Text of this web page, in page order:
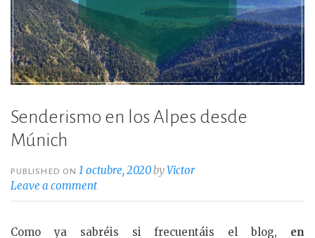
Senderismo en los Alpes desde
Múnich
PUBLISHED ON 1 octubre, 2020byVictor
Leave a comment
Como ya sabréis si frecuentáis el blog, en